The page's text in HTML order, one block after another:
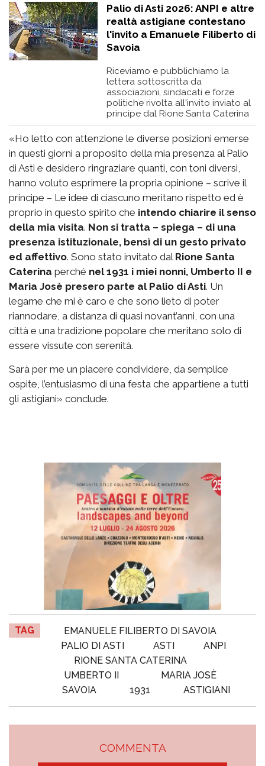
Palio di Asti 2026: ANPI e altre
realtà astigiane contestano
l'invito a Emanuele Filiberto di
Savoia
Riceviamo e pubblichiamo la
lettera sottoscritta da
associazioni, sindacati e forze
politiche rivolta all'invito inviato al
principe dal Rione Santa Caterina
«Ho letto con attenzione le diverse posizioni emerse
in questi giorni a proposito della mia presenza al Palio
di Asti e desidero ringraziare quanti, con toni diversi,
hanno voluto esprimere la propria opinione – scrive il
principe – Le idee di ciascuno meritano rispetto ed è
proprio in questo spirito che intendo chiarire il senso
della mia visita. Non si tratta – spiega – di una
presenza istituzionale, bensì di un gesto privato
ed affettivo. Sono stato invitato dal Rione Santa
Caterina perché nel 1931 i miei nonni, Umberto II e
Maria Josè presero parte al Palio di Asti. Un
legame che mi è caro e che sono lieto di poter
riannodare, a distanza di quasi novant’anni, con una
città e una tradizione popolare che meritano solo di
essere vissute con serenità.
Sarà per me un piacere condividere, da semplice
ospite, l’entusiasmo di una festa che appartiene a tutti
gli astigiani» conclude.
TAG
EMANUELE FILIBERTO DI SAVOIA
PALIO DI ASTI
ASTI
ANPI
RIONE SANTA CATERINA
UMBERTO II
MARIA JOSÈ
SAVOIA
1931 ASTIGIANI
COMMENTA